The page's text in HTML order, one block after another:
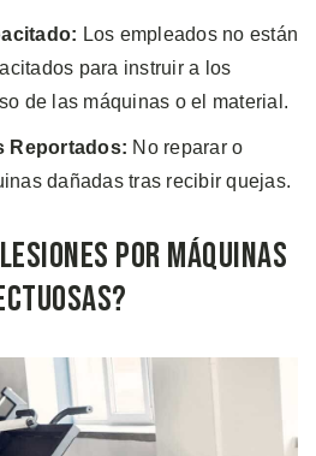
Los empleados no están
para instruir a los
de las máquinas o el material.
Reportados: No reparar o
dañadas tras recibir quejas.
por Máquinas